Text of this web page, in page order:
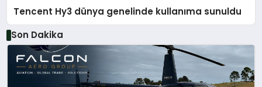
Tencent Hy3 dünya genelinde kullanıma sunuldu
Son Dakika